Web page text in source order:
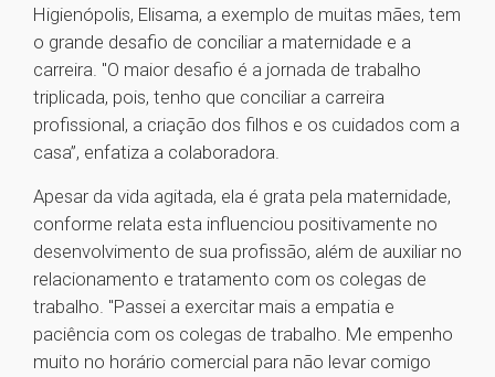
Higienópolis, Elisama, a exemplo de muitas mães, tem
o grande desafio de conciliar a maternidade e a
carreira. "O maior desafio é a jornada de trabalho
triplicada, pois, tenho que conciliar a carreira
profissional, a criação dos filhos e os cuidados com a
casa”, enfatiza a colaboradora.
Apesar da vida agitada, ela é grata pela maternidade,
conforme relata esta influenciou positivamente no
desenvolvimento de sua profissão, além de auxiliar no
relacionamento e tratamento com os colegas de
trabalho. "Passei a exercitar mais a empatia e
paciência com os colegas de trabalho. Me empenho
muito no horário comercial para não levar comigo